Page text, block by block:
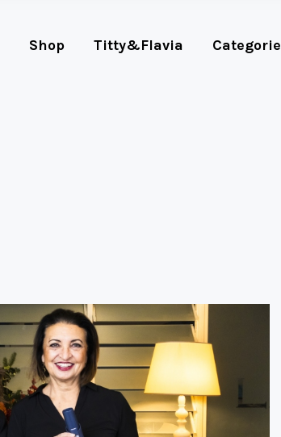
Shop Titty&Flavia Categorie